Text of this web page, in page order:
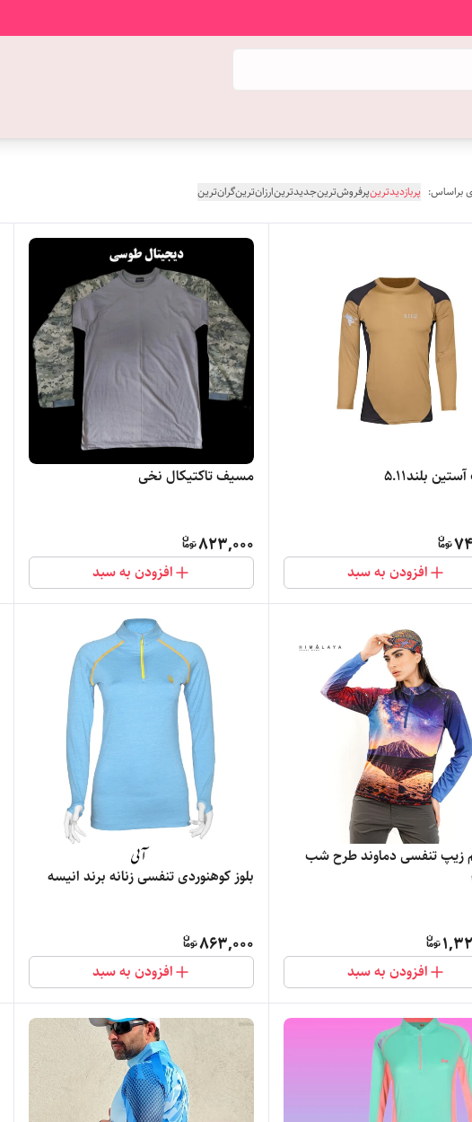
براساس: پربازدیدترینپرفروش‌ترینجدیدترینارزان‌ترینگران‌ترین
بلند5.11
افزودن به سبد
مسیف تاکتیکال نخی
823,000
افزودن به سبد
بلوز نیم زیپ تنفسی دماوند طرح شب
افزودن به سبد
بلوز کوهنوردی تنفسی زنانه برند انیسه
863,000
افزودن به سبد